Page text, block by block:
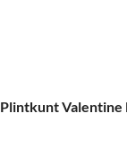
Plintkunt Valentine